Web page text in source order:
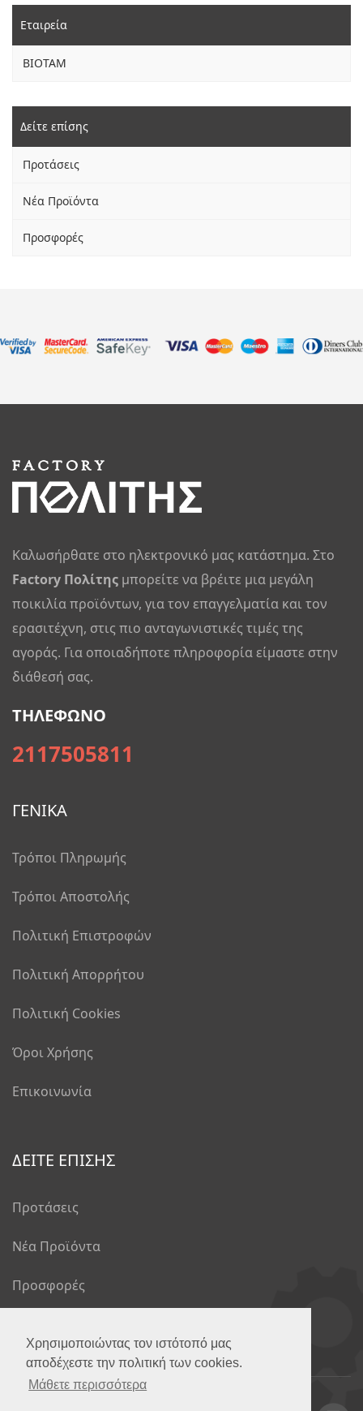
Χρησιμοποιώντας τον ιστότοπό μας
αποδέχεστε την πολιτική των cookies.
Μάθετε περισσότερα
Εταιρεία
BIOTAM
Δείτε επίσης
Προτάσεις
Νέα Προϊόντα
Προσφορές
Καλωσήρθατε στο ηλεκτρονικό μας κατάστημα. Στο
Factory Πολίτης μπορείτε να βρέιτε μια μεγάλη
ποικιλία προϊόντων, για τον επαγγελματία και τον
ερασιτέχνη, στις πιο ανταγωνιστικές τιμές της
αγοράς. Για οποιαδήποτε πληροφορία είμαστε στην
διάθεσή σας.
ΤΗΛΕΦΩΝΟ
2117505811
ΓΕΝΙΚΑ
Τρόποι Πληρωμής
Τρόποι Αποστολής
Πολιτική Επιστροφών
Πολιτική Απορρήτου
Πολιτική Cookies
Όροι Χρήσης
Επικοινωνία
ΔΕΙΤΕ ΕΠΙΣΗΣ
Προτάσεις
Νέα Προϊόντα
Προσφορές